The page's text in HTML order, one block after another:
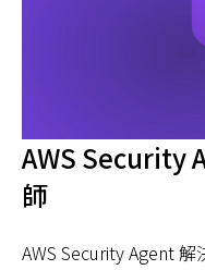
AWS Security
師
AWS Security Agent